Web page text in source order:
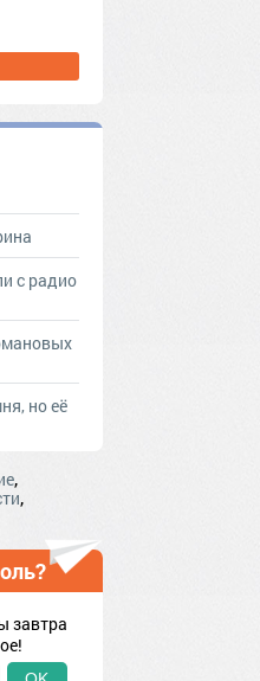
с радио
но её
,
,
завтра